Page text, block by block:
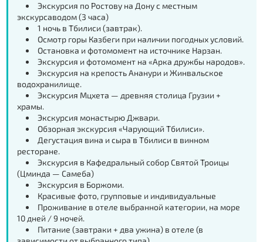
Экскурсия по Ростову на Дону с местным
экскурсаводом (3 часа)
1 ночь в Тбилиси (завтрак).
Осмотр горы Казбеги при наличии погодных условий.
Остановка и фотомомент на источнике Нарзан.
Экскурсия и фотомомент на «Арка дружбы народов».
Экскурсия на крепость Ананури и Жинвальское
водохранилище.
Экскурсия Мцхета — древняя столица Грузии +
храмы.
Экскурсия монастырю Джвари.
Обзорная экскурсия «Чарующий Тбилиси».
Дегустация вина и сыра в Тбилиси в винном
ресторане.
Экскурсия в Кафедральный собор Святой Троицы
(Цминда — Самеба)
Экскурсия в Боржоми.
Красивые фото, групповые и индивидуальные
Проживание в отеле выбранной категории, на море
10 дней / 9 ночей.
Питание (завтраки + два ужина) в отеле (в